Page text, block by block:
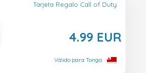
Tarjeta Regalo Call of Duty
4.99 EUR
Válido para Tonga